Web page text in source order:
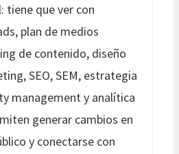
tiene que ver con
plan de medios
de contenido, diseño
SEO, SEM, estrategia
management y analítica
generar cambios en
y conectarse con